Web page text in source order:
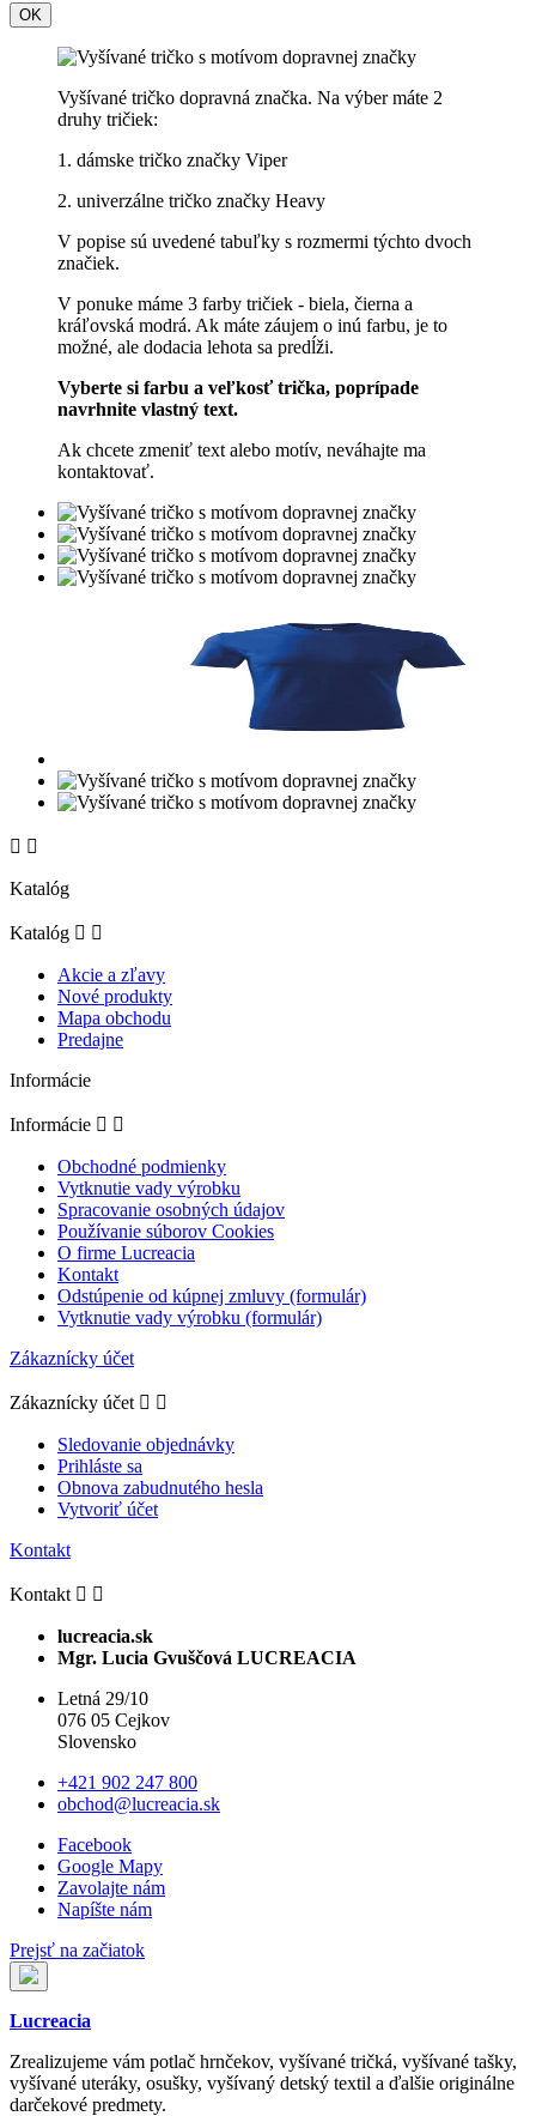
OK
Vyšívané tričko dopravná značka. Na výber máte 2
druhy tričiek:
1. dámske tričko značky Viper
2. univerzálne tričko značky Heavy
V popise sú uvedené tabuľky s rozmermi týchto dvoch
značiek.
V ponuke máme 3 farby tričiek - biela, čierna a
kráľovská modrá. Ak máte záujem o inú farbu, je to
možné, ale dodacia lehota sa predĺži.
Vyberte si farbu a veľkosť trička, poprípade
navrhnite vlastný text.
Ak chcete zmeniť text alebo motív, neváhajte ma
kontaktovať.
 
Katalóg
Katalóg  
Akcie a zľavy
Nové produkty
Mapa obchodu
Predajne
Informácie
Informácie  
Obchodné podmienky
Vytknutie vady výrobku
Spracovanie osobných údajov
Používanie súborov Cookies
O firme Lucreacia
Kontakt
Odstúpenie od kúpnej zmluvy (formulár)
Vytknutie vady výrobku (formulár)
Zákaznícky účet
Zákaznícky účet  
Sledovanie objednávky
Prihláste sa
Obnova zabudnutého hesla
Vytvoriť účet
Kontakt
Kontakt  
lucreacia.sk
Mgr. Lucia Gvuščová LUCREACIA
Letná 29/10
076 05 Cejkov
Slovensko
+421 902 247 800
obchod@lucreacia.sk
Facebook
Google Mapy
Zavolajte nám
Napíšte nám
Prejsť na začiatok
Lucreacia
Zrealizujeme vám potlač hrnčekov, vyšívané tričká, vyšívané tašky,
vyšívané uteráky, osušky, vyšívaný detský textil a ďalšie originálne
darčekové predmety.